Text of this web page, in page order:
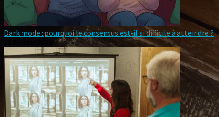
Dark mode : pourquoi le consensus est-il si difficile à atteindre ?